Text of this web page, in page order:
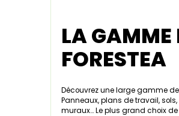
LA GAMME
FORESTEA
Découvrez une large gamme
Panneaux, plans de travail,
muraux… Le plus grand choix